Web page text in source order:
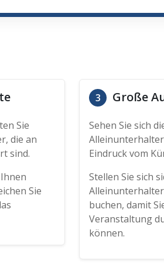
Sie
die an
sind.
Sie
3 Große
Sehen Sie sich
Eindruck vom
Stellen Sie sich
buchen, damit
Veranstaltung
können.